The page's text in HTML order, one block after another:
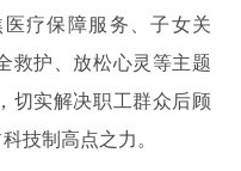
疗保障服务、子女关
救护、放松心灵等主题
切实解决职工群众后顾
技制高点之力。